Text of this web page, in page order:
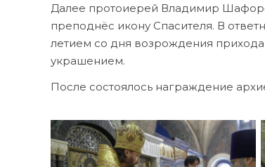
Далее протоиерей Владимир
преподнёс икону Спасителя. В
летием со дня возрождения
украшением.
После состоялось награждение